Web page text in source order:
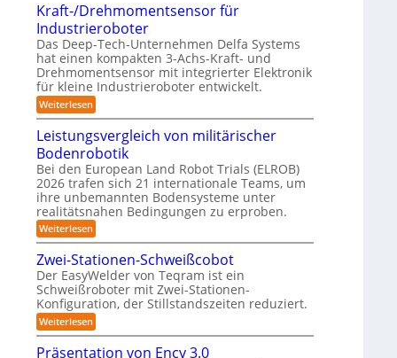
i
s
n
a
h
e
A
u
t
o
m
a
t
i
s
i
e
r
u
r
e
f
f
2
0
2
6
-
S
y
s
t
e
m
m
p
a
k
t
e
s
3
D
-
S
t
e
r
o
-
K
a
m
e
Kraft-/Drehmomentsensor für
Industrieroboter
Das Deep-Tech-Unternehmen Delfa Systems
hat einen kompakten 3-Achs-Kraft- und
Drehmomentsensor mit integrierter Elektronik
für kleine Industrieroboter entwickelt.
Weiterlesen:
K
a
f
t
-
/
D
r
e
h
m
o
m
e
n
t
s
e
n
Leistungsvergleich von militärischer
Bodenrobotik
Bei den European Land Robot Trials (ELROB)
2026 trafen sich 21 internationale Teams, um
ihre unbemannten Bodensysteme unter
realitätsnahen Bedingungen zu erproben.
Weiterlesen:
L
e
i
s
t
u
n
g
s
v
Zwei-Stationen-Schweißcobot
Der EasyWelder von Teqram ist ein
Schweißroboter mit Zwei-Stationen-
Konfiguration, der Stillstandszeiten reduziert.
Weiterlesen:
Z
Präsentation von Ency 3.0